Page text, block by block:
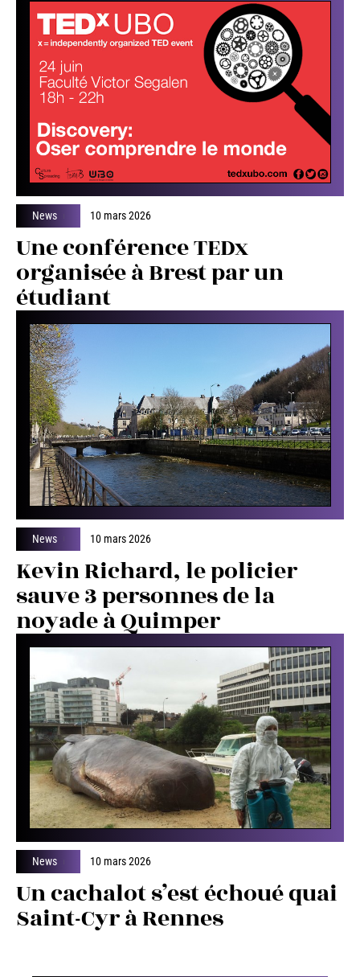
News 10 mars 2026
Une conférence TEDx
organisée à Brest par un
étudiant
News 10 mars 2026
Kevin Richard, le policier
sauve 3 personnes de la
noyade à Quimper
News 10 mars 2026
Un cachalot s’est échoué quai
Saint-Cyr à Rennes